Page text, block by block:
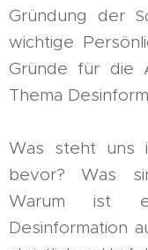
Gründung der
wichtige
Gründe für die
Thema
Was steht uns
bevor? Was
Warum ist
Desinformation